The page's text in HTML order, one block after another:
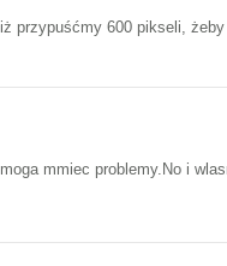
600 pikseli,
mmiec problemy.No i